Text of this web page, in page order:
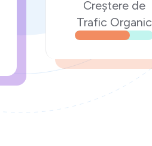
Creștere de
Trafic Organic